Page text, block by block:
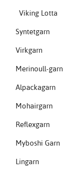
Viking Lotta
Syntetgarn
Virkgarn
Merinoull-garn
Alpackagarn
Mohairgarn
Reflexgarn
Myboshi Garn
Lingarn